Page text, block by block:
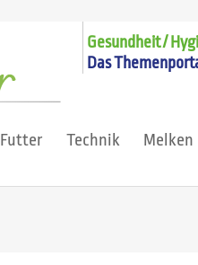
Gesundheit /
Das
Futter Technik Melken